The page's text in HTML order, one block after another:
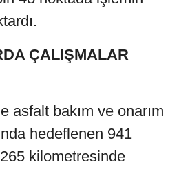
ÇALIŞMALAR
asfalt bakım ve onarım
hedeflenen 941
kilometresinde